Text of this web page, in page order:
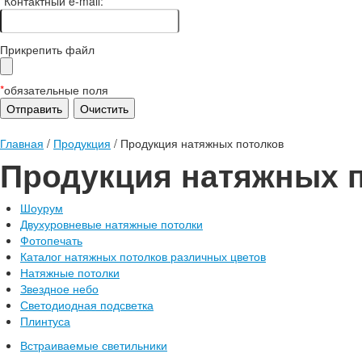
Прикрепить файл
*обязательные поля
Главная / Продукция / Продукция натяжных потолков
Продукция натяжных
Шоурум
Двухуровневые натяжные потолки
Фотопечать
Каталог натяжных потолков различных цветов
Натяжные потолки
Звездное небо
Светодиодная подсветка
Плинтуса
Встраиваемые светильники